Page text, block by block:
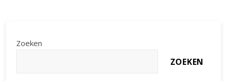
Zoeken
ZOEKEN